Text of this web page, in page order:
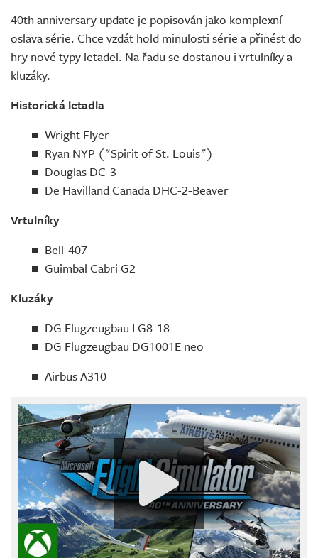
40th anniversary update je popisován jako komplexní
oslava série. Chce vzdát hold minulosti série a přinést do
hry nové typy letadel. Na řadu se dostanou i vrtulníky a
kluzáky.
Historická letadla
Wright Flyer
Ryan NYP ("Spirit of St. Louis")
Douglas DC-3
De Havilland Canada DHC-2-Beaver
Vrtulníky
Bell-407
Guimbal Cabri G2
Kluzáky
DG Flugzeugbau LG8-18
DG Flugzeugbau DG1001E neo
Airbus A310